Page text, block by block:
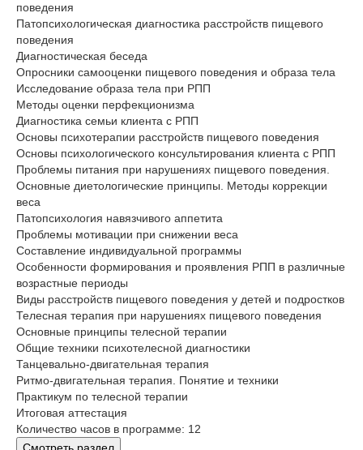
поведения
Патопсихологическая диагностика расстройств пищевого
поведения
Диагностическая беседа
Опросники самооценки пищевого поведения и образа тела
Исследование образа тела при РПП
Методы оценки перфекционизма
Диагностика семьи клиента с РПП
Основы психотерапии расстройств пищевого поведения
Основы психологического консультирования клиента с РПП
Проблемы питания при нарушениях пищевого поведения.
Основные диетологические принципы. Методы коррекции
веса
Патопсихология навязчивого аппетита
Проблемы мотивации при снижении веса
Составление индивидуальной программы
Особенности формирования и проявления РПП в различные
возрастные периоды
Виды расстройств пищевого поведения у детей и подростков
Телесная терапия при нарушениях пищевого поведения
Основные принципы телесной терапии
Общие техники психотелесной диагностики
Танцевально-двигательная терапия
Ритмо-двигательная терапия. Понятие и техники
Практикум по телесной терапии
Итоговая аттестация
Количество часов в программе: 12